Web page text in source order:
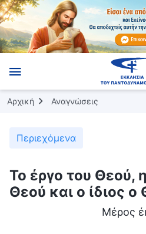
Αρχική Αναγνώσεις
Περιεχόμενα
Το έργο του Θεού,
Θεού και ο ίδιος ο
Μέρος